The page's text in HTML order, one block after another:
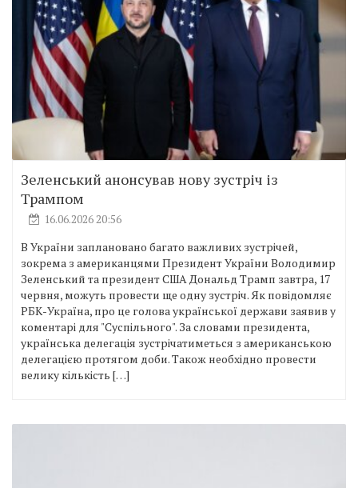
Зеленський анонсував нову зустріч із
Трампом
16.06.2026 20:56
В України заплановано багато важливих зустрічей,
зокрема з американцями Президент України Володимир
Зеленський та президент США Дональд Трамп завтра, 17
червня, можуть провести ще одну зустріч. Як повідомляє
РБК-Україна, про це голова української держави заявив у
коментарі для "Суспільного". За словами президента,
українська делегація зустрічатиметься з американською
делегацією протягом доби. Також необхідно провести
велику кількість […]